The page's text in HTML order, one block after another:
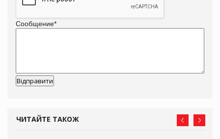
Сообщение*
ЧИТАЙТЕ ТАКОЖ